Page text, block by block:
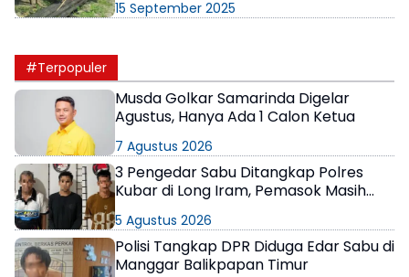
15 September 2025
#Terpopuler
Musda Golkar Samarinda Digelar
Agustus, Hanya Ada 1 Calon Ketua
7 Agustus 2026
3 Pengedar Sabu Ditangkap Polres
Kubar di Long Iram, Pemasok Masih
5 Agustus 2026
Polisi Tangkap DPR Diduga Edar Sabu di
Manggar Balikpapan Timur